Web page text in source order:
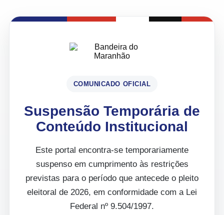
COMUNICADO OFICIAL
Suspensão Temporária de
Conteúdo Institucional
Este portal encontra-se temporariamente
suspenso em cumprimento às restrições
previstas para o período que antecede o pleito
eleitoral de 2026, em conformidade com a Lei
Federal nº 9.504/1997.